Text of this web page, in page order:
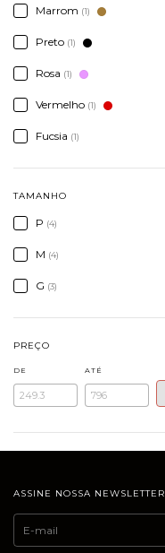
Marrom (1)
Preto (1)
Rosa (1)
Vermelho (1)
Fucsia (1)
TAMANHO
P (4)
M (4)
G (3)
PREÇO
DE ATÉ
ASSINE NOSSA NEWSLETTER